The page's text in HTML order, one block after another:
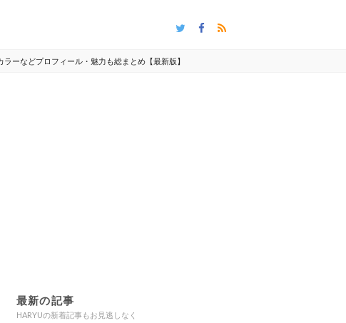
ーなどプロフィール・魅力も総まとめ【最新版】
最新の記事
HARYUの新着記事もお見逃しなく